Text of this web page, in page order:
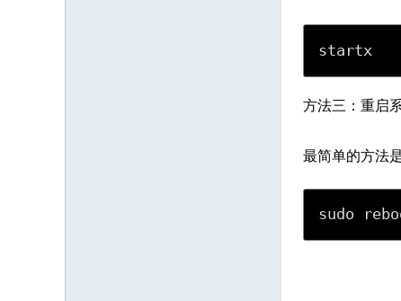
startx
方法三：重启
最简单的方法
sudo